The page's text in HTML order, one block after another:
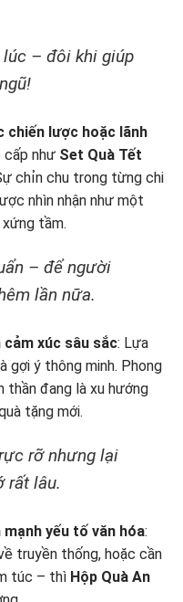
– đôi khi giúp
chiến lược hoặc lãnh
cấp như Set Quà Tết
chỉn chu trong từng chi
nhìn nhận như một
tầm.
– để người
lần nữa.
xúc sâu sắc: Lựa
gợi ý thông minh. Phong
đang là xu hướng
tặng mới.
rỡ nhưng lại
rất lâu.
yếu tố văn hóa:
truyền thống, hoặc cần
túc – thì Hộp Quà An